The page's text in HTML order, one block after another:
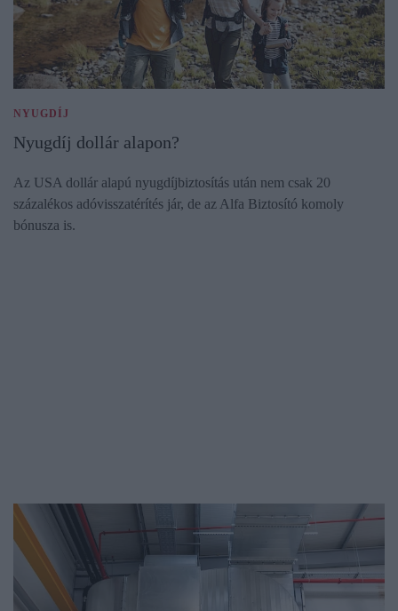
NYUGDÍJ
Nyugdíj dollár alapon?
Az USA dollár alapú nyugdíjbiztosítás után nem csak 20
százalékos adóvisszatérítés jár, de az Alfa Biztosító komoly
bónusza is.